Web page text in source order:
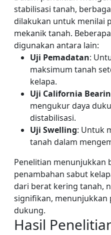
stabilisasi tanah,
dilakukan untuk menilai
mekanik tanah.
digunakan antara lain:
Uji Pemadatan:
maksimum tanah
kelapa.
Uji California
mengukur daya
distabilisasi.
Uji Swelling: Untuk
tanah dalam
Penelitian menunjukkan
penambahan sabut
dari berat kering tanah,
signifikan, menunjukkan
dukung.
Hasil